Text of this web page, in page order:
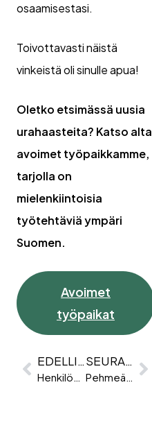
osaamisestasi.
Toivottavasti näistä
vinkeistä oli sinulle apua!
Oletko etsimässä uusia
urahaasteita? Katso alta
avoimet työpaikkamme,
tarjolla on
mielenkiintoisia
työtehtäviä ympäri
Suomen.
Avoimet
työpaikat
EDELLINEN
Henkilöstövuokraus työkuorman tasaajana – Case Citec
SEURAAVA
Pehmeät taidot (eng. soft skills) luovat tulevaisuuden kilpailuetuja